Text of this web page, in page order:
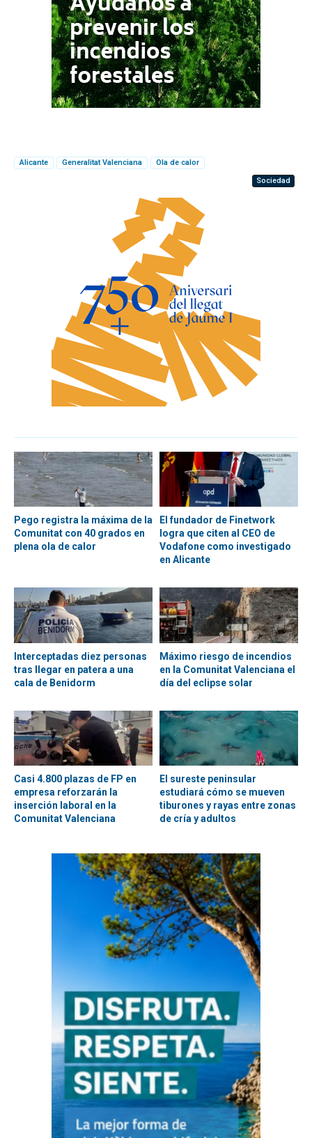
Alicante Generalitat Valenciana
Ola de calor
Sociedad
Pego registra la máxima de la
Comunitat con 40 grados en
plena ola de calor
El fundador de Finetwork
logra que citen al CEO de
Vodafone como investigado
en Alicante
Interceptadas diez personas
tras llegar en patera a una
cala de Benidorm
Máximo riesgo de incendios
en la Comunitat Valenciana el
día del eclipse solar
Casi 4.800 plazas de FP en
empresa reforzarán la
inserción laboral en la
Comunitat Valenciana
El sureste peninsular
estudiará cómo se mueven
tiburones y rayas entre zonas
de cría y adultos